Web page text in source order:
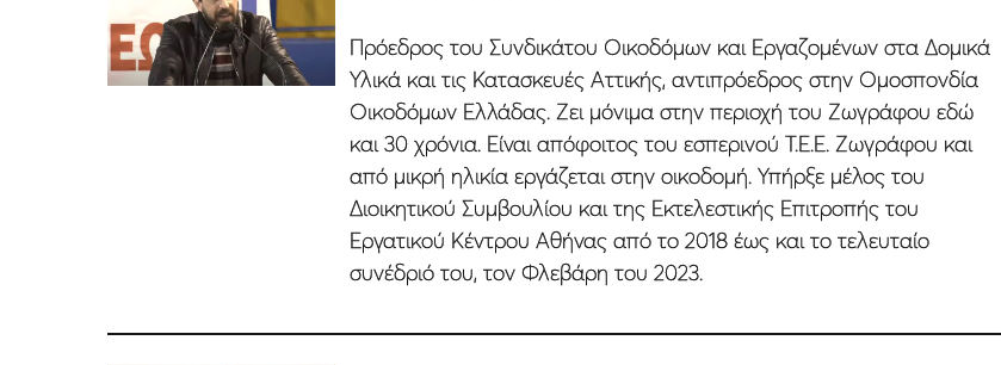
Πρόεδρος του Συνδικάτου Οικοδόµων και Εργαζοµένων στα Δοµικά
Υλικά και τις Κατασκευές Αττικής, αντιπρόεδρος στην Οµοσπονδία
Οικοδόµων Ελλάδας. Ζει µόνιµα στην περιοχή του Ζωγράφου εδώ
και 30 χρόνια. Είναι απόφοιτος του εσπερινού Τ.Ε.Ε. Ζωγράφου και
από µικρή ηλικία εργάζεται στην οικοδοµή. Υπήρξε µέλος του
Διοικητικού Συµβουλίου και της Εκτελεστικής Επιτροπής του
Εργατικού Κέντρου Αθήνας από το 2018 έως και το τελευταίο
συνέδριό του, τον Φλεβάρη του 2023.